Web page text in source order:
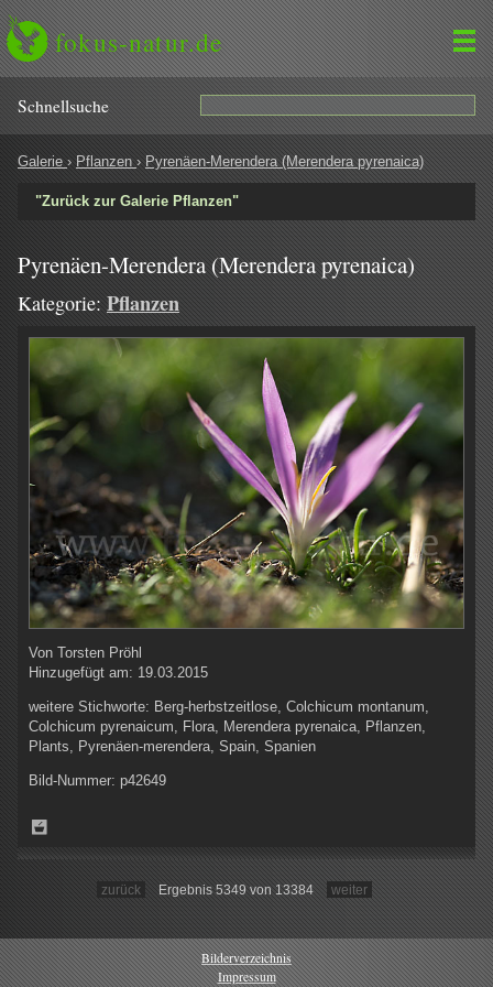
fokus-natur.de
Schnell­suche
Galerie › Pflanzen › Pyrenäen-Merendera (Merendera pyrenaica)
"Zurück zur Galerie Pflanzen"
Pyrenäen-Merendera (Merendera pyrenaica)
Kategorie: Pflanzen
Von Torsten Pröhl
Hinzugefügt am: 19.03.2015
weitere Stichworte: Berg-herbstzeitlose, Colchicum montanum,
Colchicum pyrenaicum, Flora, Merendera pyrenaica, Pflanzen,
Plants, Pyrenäen-merendera, Spain, Spanien
Bild-Nummer: p42649
zurück Ergebnis 5349 von 13384 weiter
Bilderverzeichnis
Impressum